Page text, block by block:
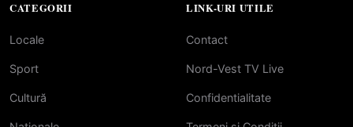
CATEGORII
Locale
Sport
Cultură
LINK-URI UTILE
Contact
Nord-Vest TV Live
Confidentialitate